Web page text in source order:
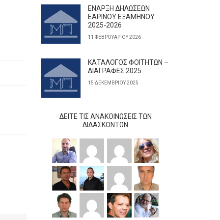
ΕΝΑΡΞΗ ΔΗΛΩΣΕΩΝ
ΕΑΡΙΝΟΥ ΕΞΑΜΗΝΟΥ
2025-2026
11 ΦΕΒΡΟΥΑΡΊΟΥ 2026
ΚΑΤΑΛΟΓΟΣ ΦΟΙΤΗΤΩΝ –
ΔΙΑΓΡΑΦΕΣ 2025
15 ΔΕΚΕΜΒΡΊΟΥ 2025
ΔΕΊΤΕ ΤΙΣ ΑΝΑΚΟΙΝΏΣΕΙΣ ΤΩΝ
ΔΙΔΆΣΚΟΝΤΩΝ